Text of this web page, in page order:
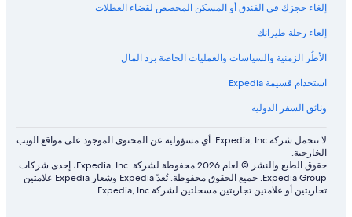
c
r
p
i
n
a
c
t
o
o
y
o
u
r
d
f
o
1
p
o
l
e
إلغاء حجزك في الفندق أو المسكن المخصص لقضاء العطلات
إلغاء رحلة طيرانك
الأطُر الزمنية والسياسات والعمليات الخاصة برد المال
استخدام قسيمة Expedia
وثائق السفر الدولية
لا تتحمل شركة Expedia, Inc. أي مسؤولية عن المحتوى الموجود على مواقع الويب
الخارجية.
حقوق الطبع والنشر © لعام 2026 محفوظة لشركة .Expedia, Inc، إحدى شركات
Expedia Group. جميع الحقوق محفوظة. تُعدّ Expedia وشعار Expedia علامتين
تجاريتين أو علامتين تجاريتين مسجلتين لشركة Expedia, Inc.